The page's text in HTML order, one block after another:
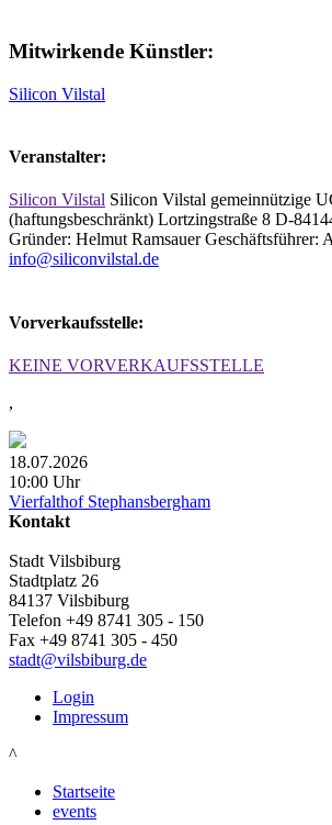
Mitwirkende Künstler:
Silicon Vilstal
Veranstalter:
Silicon Vilstal Silicon Vilstal gemeinnützige
(haftungsbeschränkt) Lortzingstraße 8 D-
Gründer: Helmut Ramsauer Geschäftsführer:
info@siliconvilstal.de
Vorverkaufsstelle:
KEINE VORVERKAUFSSTELLE
,
18.07.2026
10:00 Uhr
Vierfalthof Stephansbergham
Kontakt
Stadt Vilsbiburg
Stadtplatz 26
84137 Vilsbiburg
Telefon +49 8741 305 - 150
Fax +49 8741 305 - 450
stadt@vilsbiburg.de
Login
Impressum
^
Startseite
events